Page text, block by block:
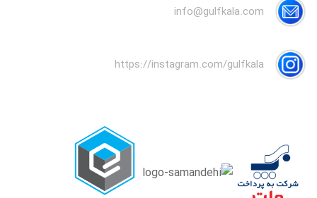
info@gulfkala.com
https://instagram.com/gulfkala